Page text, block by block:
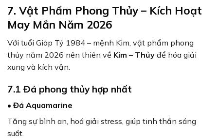
7. Vật Phẩm Phong Thủy – Kích Hoạt
May Mắn Năm 2026
Với tuổi Giáp Tý 1984 – mệnh Kim, vật phẩm phong
thủy năm 2026 nên thiên về Kim – Thủy để hóa giải
xung và kích vận.
7.1 Đá phong thủy hợp nhất
• Đá Aquamarine
Tăng sự bình an, hoá giải stress, giúp tinh thần sáng
suốt.